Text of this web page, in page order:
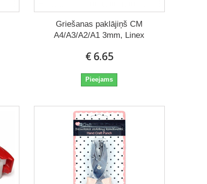
Griešanas paklājiņš CM
A4/A3/A2/A1 3mm, Linex
€ 6.65
Pieejams